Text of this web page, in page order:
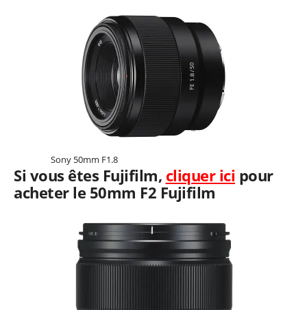
Sony 50mm F1.8
Si vous êtes Fujifilm, cliquer ici pour
acheter le 50mm F2 Fujifilm